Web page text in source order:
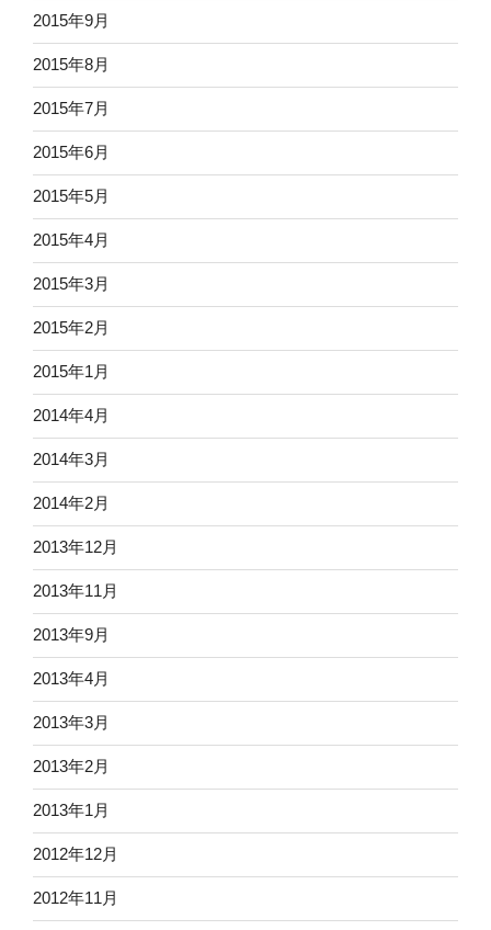
2015年9月
2015年8月
2015年7月
2015年6月
2015年5月
2015年4月
2015年3月
2015年2月
2015年1月
2014年4月
2014年3月
2014年2月
2013年12月
2013年11月
2013年9月
2013年4月
2013年3月
2013年2月
2013年1月
2012年12月
2012年11月